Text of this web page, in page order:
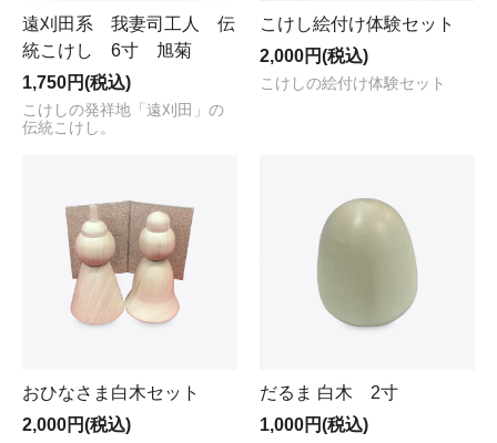
遠刈田系 我妻司工人 伝
統こけし 6寸 旭菊
1,750円(税込)
こけしの発祥地「遠刈田」の
伝統こけし。
こけし絵付け体験セット
2,000円(税込)
こけしの絵付け体験セット
おひなさま白木セット
2,000円(税込)
だるま 白木 2寸
1,000円(税込)